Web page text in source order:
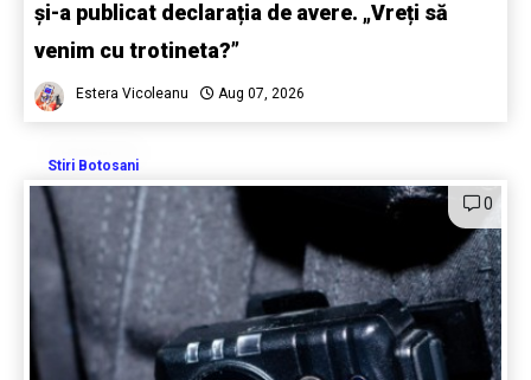
și-a publicat declarația de avere. „Vreți să
venim cu trotineta?”
Estera Vicoleanu Aug 07, 2026
Stiri Botosani
0